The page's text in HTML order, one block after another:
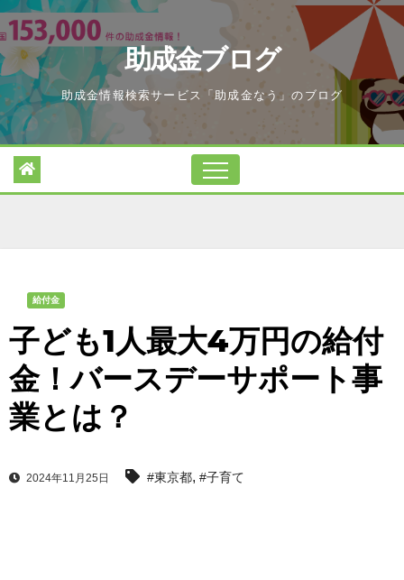
Skip
to
content
助成金ブログ
助成金情報検索サービス「助成金なう」のブログ
給付金
子ども1人最大4万円の給付
金！バースデーサポート事
業とは？
2024年11月25日 #東京都, #子育て